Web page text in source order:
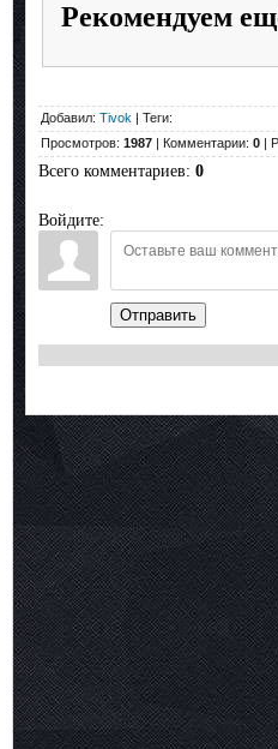
Рекомендуем
Добавил: Tivok | Теги:
Просмотров: 1987 | Комментарии: 0 |
Всего комментариев: 0
Войдите:
Отправить